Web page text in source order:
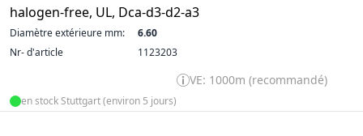
halogen-free, UL, Dca-d3-d2-a3
Diamètre extérieure mm:
6.60
Nr- d'article
1123203
VE: 1000m (recommandé)
en stock Stuttgart (environ 5 jours)